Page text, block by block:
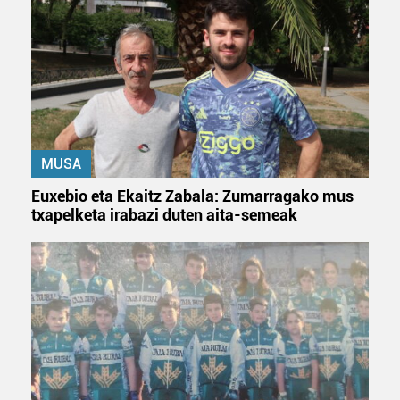
teknologia erabiliz, cookieak adibidez, iragarki eta eduki
pertsonalizatuak eskaintzeko, iragarkiak eta edukia
neurtzeko, jendeari buruzko informazioa biltzeko eta
produktuak garatzeko. Zure datuak nork eta zertarako
erabiltzen dituen hauta dezakezu.
Bazkide batzuek ez dizute baimenik eskatzen, eta beren
interes komertzial legitimoetan babesten dira. Ikusi gure
duten interes legitimoa eta horren aurka nola egin
dezakezun ikusteko.
Lortu zure datu pertsonalak prozesatzeko moduari
buruzko informazio gehiago eta ezarri zure lehentasunak
datuen atalean. Edozein unetan alda edo ken dezakezu
zure baimena Cookieen adierazpenean.
Webgune honek cookie propioak eta hirugarrenen cookie-
MUSA
Euxebio eta Ekaitz Zabala: Zumarragako mus
txapelketa irabazi duten aita-semeak